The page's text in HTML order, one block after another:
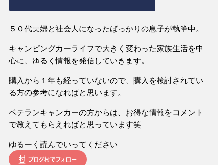
５０代夫婦と社会人になったばっかりの息子が執筆中。
キャンピングカーライフで大きく変わった家族生活を中
心に、ゆるく情報を発信していきます。
購入から１年も経っていないので、購入を検討されてい
る方の参考になればと思います。
ベテランキャンカーの方からは、お得な情報をコメント
で教えてもらえればと思っています笑
ゆるーく読んでいってください